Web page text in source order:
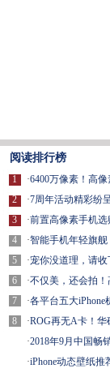
阅读排行榜
1
2
3
4
5
6
7
8
·6400万像素！高
·7周年活动精彩纷
·前置高像素手机选
·智能手机年轻旗
·宠你没道理，请
·不仅美，还会拍
·各平台五大
·ROG再无A卡！华
·2018年9月中国畅
·iPhone动态壁纸推